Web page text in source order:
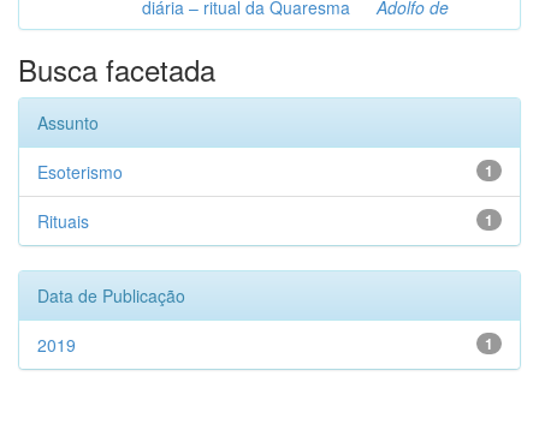
diária – ritual da Quaresma
Adolfo de
Busca facetada
Assunto
1
Esoterismo
1
Rituais
Data de Publicação
1
2019